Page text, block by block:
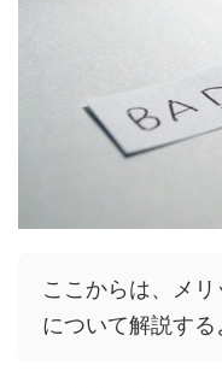
ここからは、メ
について解説する